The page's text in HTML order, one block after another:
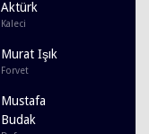
Aktürk
Kaleci
Murat Işık
Forvet
Mustafa
Budak